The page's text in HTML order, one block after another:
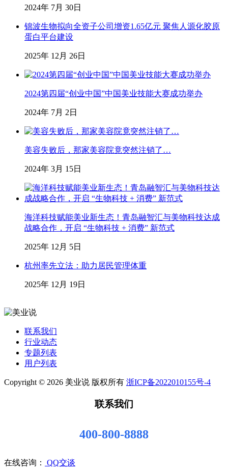
2024年 7月 30日
锦波生物拟向全资子公司增资1.65亿元 聚焦人源化胶原
蛋白平台建设
2025年 12月 26日
2024第四届“创业中国”中国美业技能大赛成功举办
2024年 7月 2日
美容失败后，那家美容院竟突然注销了…
2024年 3月 15日
海洋科技赋能美业新生态！青岛融智汇与美物科技达成
战略合作，开启 “生物科技 + 消费” 新范式
2025年 12月 5日
杭州率先立法：助力居民管理体重
2025年 12月 19日
联系我们
行业动态
专题列表
用户列表
Copyright © 2026 美业说 版权所有 浙ICP备2022010155号-4
联系我们
400-800-8888
在线咨询： QQ交谈